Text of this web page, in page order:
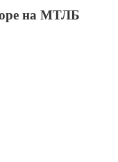
на МТЛБ